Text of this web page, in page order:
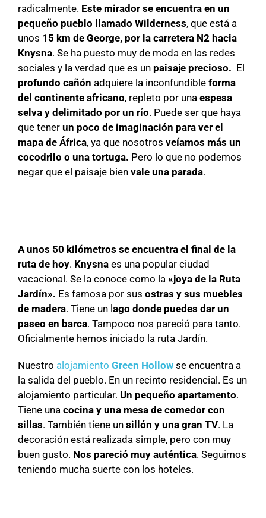
radicalmente. Este mirador se encuentra en un
pequeño pueblo llamado Wilderness, que está a
unos 15 km de George, por la carretera N2 hacia
Knysna. Se ha puesto muy de moda en las redes
sociales y la verdad que es un paisaje precioso. El
profundo cañón adquiere la inconfundible forma
del continente africano, repleto por una espesa
selva y delimitado por un río. Puede ser que haya
que tener un poco de imaginación para ver el
mapa de África, ya que nosotros veíamos más un
cocodrilo o una tortuga. Pero lo que no podemos
negar que el paisaje bien vale una parada.
A unos 50 kilómetros se encuentra el final de la
ruta de hoy. Knysna es una popular ciudad
vacacional. Se la conoce como la «joya de la Ruta
Jardín». Es famosa por sus ostras y sus muebles
de madera. Tiene un l ago donde puedes dar un
paseo en barca. Tampoco nos pareció para tanto.
Oficialmente hemos iniciado la ruta Jardín.
Nuestro alojamiento Green Hollow se encuentra a
la salida del pueblo. En un recinto residencial. Es un
alojamiento particular. Un pequeño apartamento.
Tiene una cocina y una mesa de comedor con
sillas. También tiene un sillón y una gran TV. La
decoración está realizada simple, pero con muy
buen gusto. Nos pareció muy auténtica. Seguimos
teniendo mucha suerte con los hoteles.